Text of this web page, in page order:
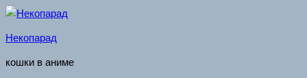
Перейти
содержимому
Некопарад
кошки в аниме